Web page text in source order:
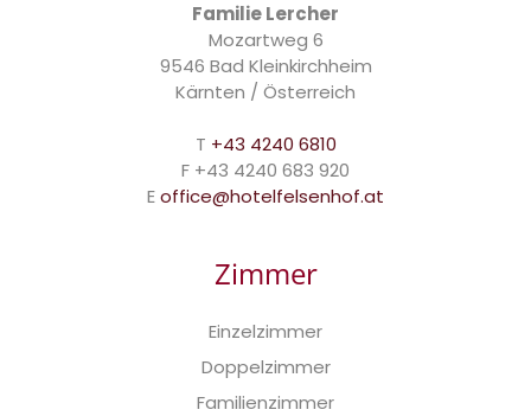
Familie Lercher
Mozartweg 6
9546 Bad Kleinkirchheim
Kärnten / Österreich
T +43 4240 6810
F +43 4240 683 920
Eoffice@hotelfelsenhof.at
Zimmer
Einzelzimmer
Doppelzimmer
Familienzimmer